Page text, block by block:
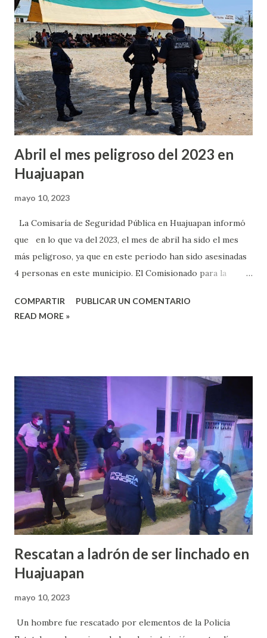
que se ubica en la barranca de Las Campanas, donde se
rehabilitó el corredor, se colocaron palapas y se embelleció
el lugar, y el tercero es el corredor que se ubica en las
riveras del Río Mixteco. El edil de Huajuapan, Luis de León
Martínez Sánchez, detalló que la propuesta es que en el
mes de junio el mirador de cristal, la tirolesa y el corredor
en las rive...
Abril el mes peligroso del 2023 en
Huajuapan
mayo 10, 2023
La Comisaría de Seguridad Pública en Huajuapan informó
que en lo que va del 2023, el mes de abril ha sido el mes
más peligroso, ya que en este periodo han sido asesinadas
4 personas en este municipio. El Comisionado para la
Pública en Huajuapan, Christian Reyes Ramírez, informó que
homicidios violentos, desde la mesa de seguridad hemos
acordado acciones que puedan prevenir este tipo de
acciones, lo que hemos observado es que hay un gran de
armas de fuego en nuestro municipio, ya que desde
diciembre del 2022 a la fecha se han asegurado 20 armas de
fuego, entre ellas 6 armas largas y 6 armas hechizas”,
indicó. Comentó que una preocupación el aumento de
armas de fuego en Huajuapan, por lo que se están plane...
COMPARTIR
PUBLICAR UN COMENTARIO
READ MORE »
Rescatan a ladrón de ser linchado en
Huajuapan
mayo 10, 2023
Un hombre fue rescatado por elementos de la Policía